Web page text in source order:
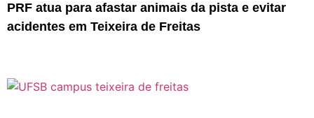
PRF atua para afastar animais da pista e evitar
acidentes em Teixeira de Freitas